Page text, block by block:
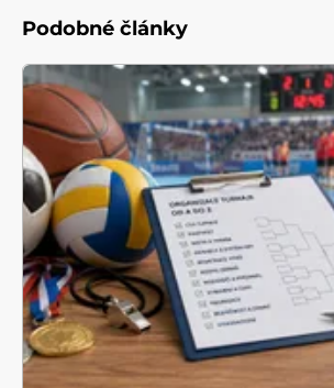
Podobné články